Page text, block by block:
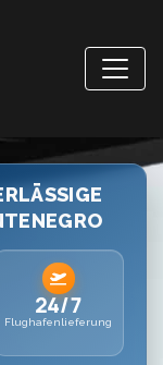
24/7
Flughafenlieferung